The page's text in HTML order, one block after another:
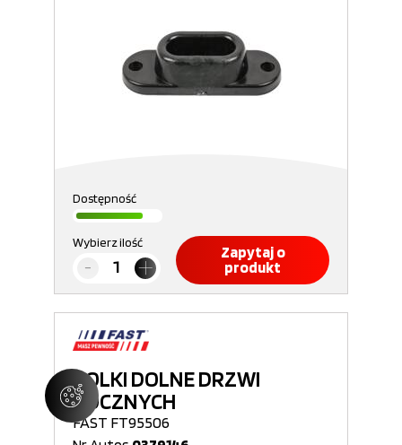
Dostępność
Wybierz ilość
Zapytaj o
produkt
ROLKI DOLNE DRZWI
BOCZNYCH
FAST FT95506